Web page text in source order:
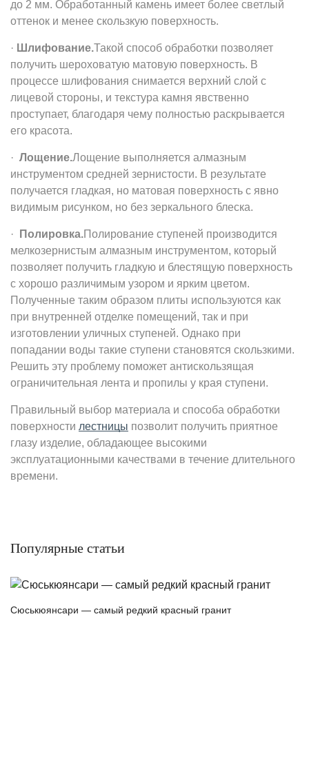
до 2 мм. Обработанный камень имеет более светлый
оттенок и менее скользкую поверхность.
· Шлифование.Такой способ обработки позволяет
получить шероховатую матовую поверхность. В
процессе шлифования снимается верхний слой с
лицевой стороны, и текстура камня явственно
проступает, благодаря чему полностью раскрывается
его красота.
· Лощение.Лощение выполняется алмазным
инструментом средней зернистости. В результате
получается гладкая, но матовая поверхность с явно
видимым рисунком, но без зеркального блеска.
· Полировка.Полирование ступеней производится
мелкозернистым алмазным инструментом, который
позволяет получить гладкую и блестящую поверхность
с хорошо различимым узором и ярким цветом.
Полученные таким образом плиты используются как
при внутренней отделке помещений, так и при
изготовлении уличных ступеней. Однако при
попадании воды такие ступени становятся скользкими.
Решить эту проблему поможет антискользящая
ограничительная лента и пропилы у края ступени.
Правильный выбор материала и способа обработки
поверхности лестницы позволит получить приятное
глазу изделие, обладающее высокими
эксплуатационными качествами в течение длительного
времени.
Популярные статьи
Сюськюянсари — самый редкий красный гранит